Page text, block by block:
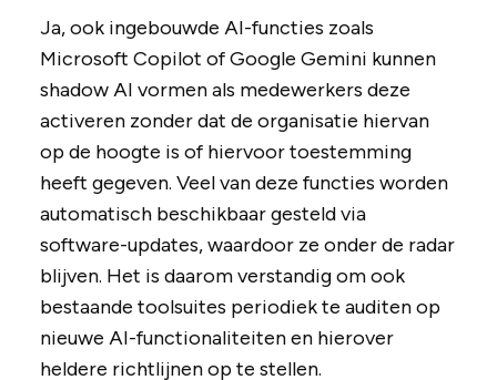
Ja, ook ingebouwde AI-functies zoals
Microsoft Copilot of Google Gemini kunnen
shadow AI vormen als medewerkers deze
activeren zonder dat de organisatie hiervan
op de hoogte is of hiervoor toestemming
heeft gegeven. Veel van deze functies worden
automatisch beschikbaar gesteld via
software-updates, waardoor ze onder de radar
blijven. Het is daarom verstandig om ook
bestaande toolsuites periodiek te auditen op
nieuwe AI-functionaliteiten en hierover
heldere richtlijnen op te stellen.